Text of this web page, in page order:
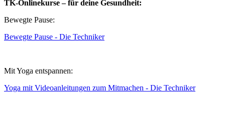
TK-Onlinekurse – für deine Gesundheit:
Bewegte Pause:
Bewegte Pause - Die Techniker
Mit Yoga entspannen:
Yoga mit Videoanleitungen zum Mitmachen - Die Techniker